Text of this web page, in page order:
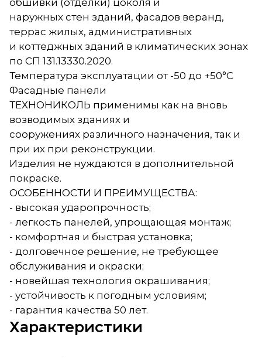
наружных стен зданий, фасадов веранд,
террас жилых, административных
и коттеджных зданий в климатических зонах
по СП 131.13330.2020.
Температура эксплуатации от -50 до +50°С
Фасадные панели
ТЕХНОНИКОЛЬ применимы как на вновь
возводимых зданиях и
сооружениях различного назначения, так и
при их при реконструкции.
Изделия не нуждаются в дополнительной
покраске.
ОСОБЕННОСТИ И ПРЕИМУЩЕСТВА:
- высокая ударопрочность;
- легкость панелей, упрощающая монтаж;
- комфортная и быстрая установка;
- долговечное решение, не требующее
обслуживания и окраски;
- новейшая технология окрашивания;
- устойчивость к погодным условиям;
- гарантия качества 50 лет.
Характеристики